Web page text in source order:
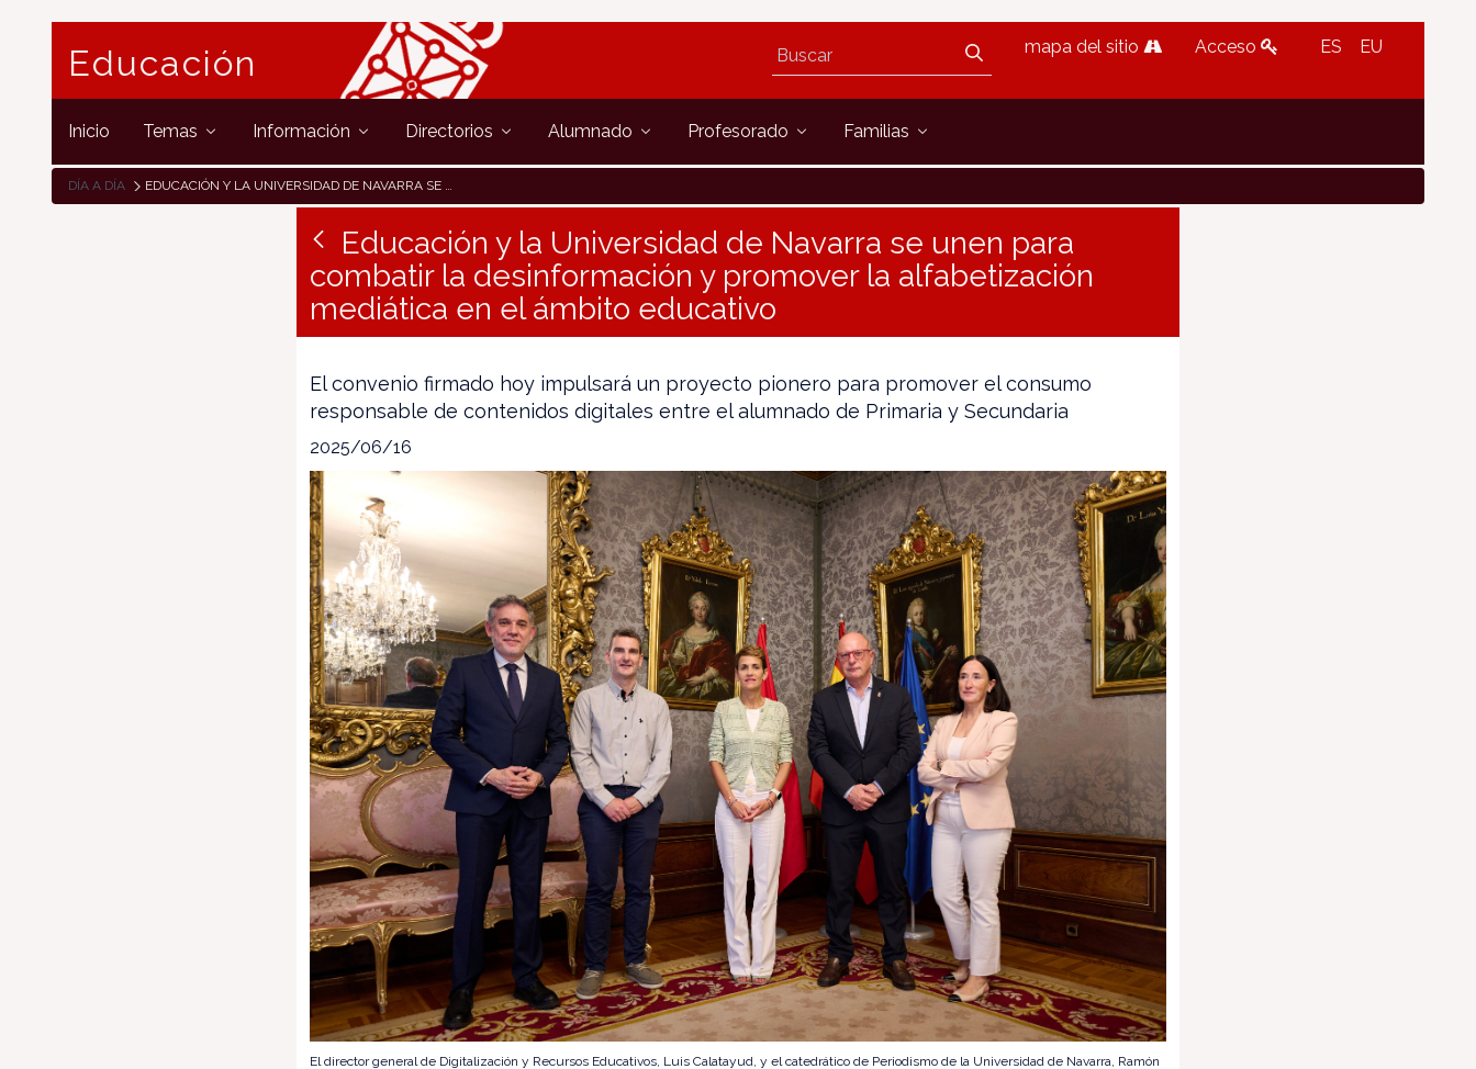
Educación mapa del sitio Acceso ES EU
Inicio Temas Información Directorios Alumnado Profesorado Familias
DÍA A DÍA EDUCACIÓN Y LA UNIVERSIDAD DE NAVARRA SE UNEN PARA COMBATIR LA DESINFORMACIÓN Y PROMOVER LA ALFABETIZACIÓN MEDIÁTICA EN EL ÁMBITO EDUCATIVO
Educación y la Universidad de Navarra se unen para
combatir la desinformación y promover la alfabetización
mediática en el ámbito educativo
El convenio firmado hoy impulsará un proyecto pionero para promover el consumo
responsable de contenidos digitales entre el alumnado de Primaria y Secundaria
2025/06/16
El director general de Digitalización y Recursos Educativos, Luis Calatayud, y el catedrático de Periodismo de la Universidad de Navarra, Ramón